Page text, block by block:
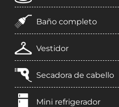
Baño completo
Vestidor
Secadora de cabello
Mini refrigerador